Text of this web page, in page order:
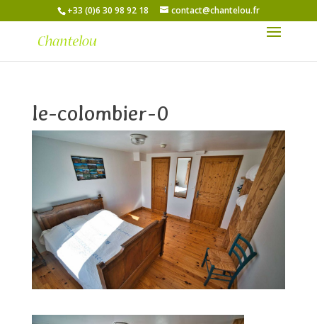
+33 (0)6 30 98 92 18 contact@chantelou.fr
le-colombier-0